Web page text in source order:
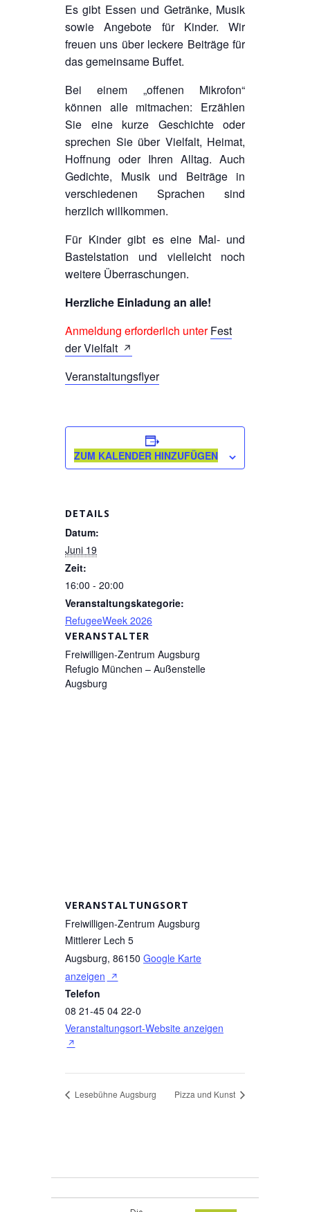
Es gibt Essen und Getränke, Musik
sowie Angebote für Kinder. Wir
freuen uns über leckere Beiträge für
das gemeinsame Buffet.
Bei einem „offenen Mikrofon“
können alle mitmachen: Erzählen
Sie eine kurze Geschichte oder
sprechen Sie über Vielfalt, Heimat,
Hoffnung oder Ihren Alltag. Auch
Gedichte, Musik und Beiträge in
verschiedenen Sprachen sind
herzlich willkommen.
Für Kinder gibt es eine Mal- und
Bastelstation und vielleicht noch
weitere Überraschungen.
Herzliche Einladung an alle!
Anmeldung erforderlich unterFest
der Vielfalt
Veranstaltungsflyer
ZUM KALENDER HINZUFÜGEN
DETAILS
Datum:
Juni 19
Zeit:
16:00 - 20:00
Veranstaltungskategorie:
RefugeeWeek 2026
VERANSTALTER
Freiwilligen-Zentrum Augsburg
Refugio München – Außenstelle
Augsburg
VERANSTALTUNGSORT
Freiwilligen-Zentrum Augsburg
Mittlerer Lech 5
Augsburg, 86150 Google Karte
anzeigen
Telefon
08 21-45 04 22-0
Veranstaltungsort-Website anzeigen
Lesebühne Augsburg Pizza und Kunst